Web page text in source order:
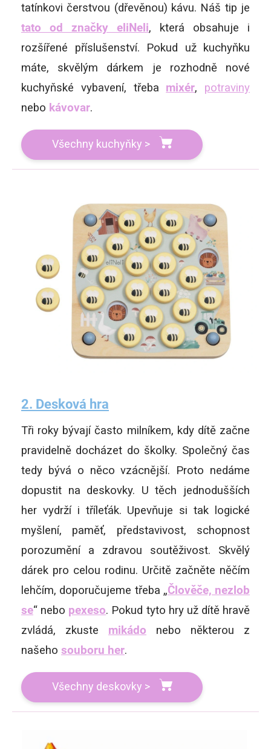
tatínkovi čerstvou (dřevěnou) kávu. Náš tip je
tato od značky eliNeli, která obsahuje i
rozšířené příslušenství. Pokud už kuchyňku
máte, skvělým dárkem je rozhodně nové
kuchyňské vybavení, třeba mixér, potraviny
nebo kávovar.
Všechny kuchyňky >
2. Desková hra
Tři roky bývají často milníkem, kdy dítě začne
pravidelně docházet do školky. Společný čas
tedy bývá o něco vzácnější. Proto nedáme
dopustit na deskovky. U těch jednodušších
her vydrží i tříleťák. Upevňuje si tak logické
myšlení, paměť, představivost, schopnost
porozumění a zdravou soutěživost. Skvělý
dárek pro celou rodinu. Určitě začněte něčím
lehčím, doporučujeme třeba „Člověče, nezlob
se“ nebo pexeso. Pokud tyto hry už dítě hravě
zvládá, zkuste mikádo nebo některou z
našeho souboru her.
Všechny deskovky >